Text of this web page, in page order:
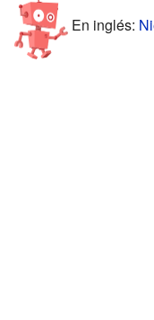
En inglés: